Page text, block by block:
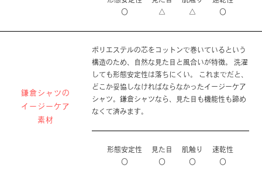
〇
△
△
〇
鎌倉シャツの
イージーケア
素材
ポリエステルの芯をコットンで巻いているという
構造のため、自然な見た目と風合いが特徴。 洗濯
しても形態安定性は落ちにくい。 これまでだと、
どこか妥協しなければならなかったイージーケア
シャツ。鎌倉シャツなら、見た目も機能性も諦め
なくて済みます。
形態安定性
〇
見た目
〇
肌触り
〇
速乾性
〇